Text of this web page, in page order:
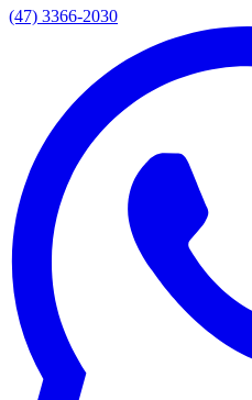
(47) 3366-2030